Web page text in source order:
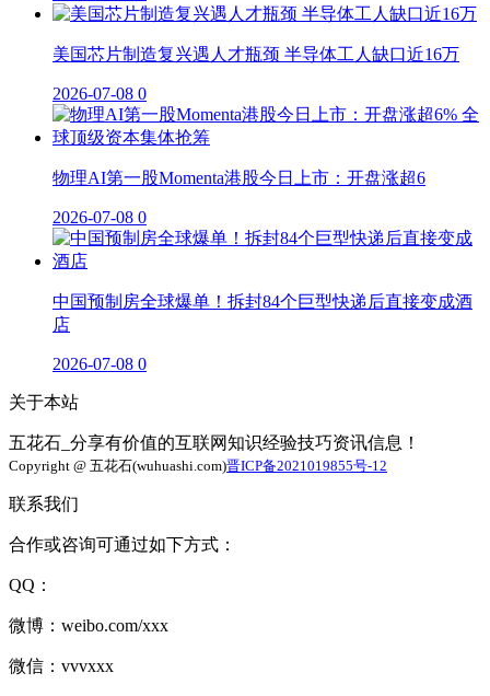
美国芯片制造复兴遇人才瓶颈 半导体工人缺口近16万
2026-07-08 0
物理AI第一股Momenta港股今日上市：开盘涨超6
2026-07-08 0
中国预制房全球爆单！拆封84个巨型快递后直接变成酒
店
2026-07-08 0
关于本站
五花石_分享有价值的互联网知识经验技巧资讯信息！
Copyright @ 五花石(wuhuashi.com)晋ICP备2021019855号-12
联系我们
合作或咨询可通过如下方式：
QQ：
微博：weibo.com/xxx
微信：vvvxxx